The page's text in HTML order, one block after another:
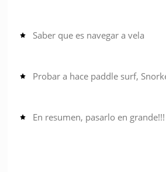
Saber que es navegar a vela
Probar a hace paddle surf,
En resumen, pasarlo en grande!!!